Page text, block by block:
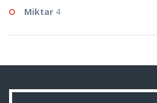
Miktar 4